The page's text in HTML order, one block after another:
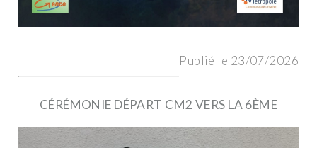
Publié le 23/07/2026
CÉRÉMONIE DÉPART CM2 VERS LA 6ÈME